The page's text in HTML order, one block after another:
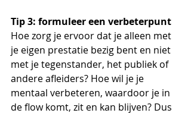
Tip 3: formuleer een verbeterpunt
Hoe zorg je ervoor dat je alleen met
je eigen prestatie bezig bent en niet
met je tegenstander, het publiek of
andere afleiders? Hoe wil je je
mentaal verbeteren, waardoor je in
de flow komt, zit en kan blijven? Dus